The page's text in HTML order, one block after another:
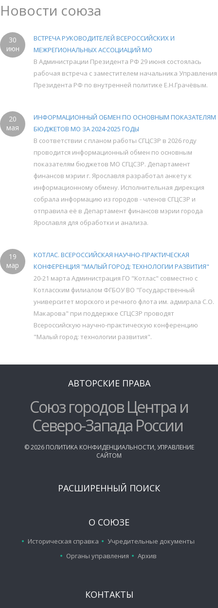
Новости союза
30
июн
ВСТРЕЧА РУКОВОДИТЕЛЕЙ ВСЕРОССИЙСКИХ И
МЕЖРЕГИОНАЛЬНЫХ АССОЦИАЦИЙ МО
В Администрации Президента РФ 29 июня состоялась
рабочая встреча с заместителем начальника Управления
Президента РФ по внутренней политике Е.Н.Грачёвым.
20
мая
ИНФОРМАЦИОННЫЙ ОБМЕН ПО ОСНОВНЫМ ПОКАЗАТЕЛЯМ
БЮДЖЕТОВ МО ЗА 2024-2025 ГОДЫ
В соответствии с планом работы СГЦСЗР в 2026 году
проводится информационный обмен по основным
показателям бюджетов МО СГЦСЗР. Департамент
финансов мэрии г. Ярославля разработал анкету к
информационному обмену. Исполнительная дирекция
собрала информацию из городов - членов СГЦСЗР и
отправила её в Департамент финансов мэрии города
Ярославля для обработки и анализа.
19
мар
КОТЛАС. ВСЕРОССИЙСКАЯ НАУЧНО-ПРАКТИЧЕСКАЯ
КОНФЕРЕНЦИЯ "МАЛЫЙ ГОРОД: ТЕХНОЛОГИИ РАЗВИТИЯ"
20-21 марта Администрация ГО "Котлас" совместно с
Котласским филиалом ФГБОУ ВО "Государственный
университет морского и речного флота им. адмирала С.О.
Макарова" при поддержке СГЦСЗР проводят
Всероссийскую научно-практическую конференцию
"Малый город: технологии развития".
АВТОРСКИЕ ПРАВА
Союз городов Центра и
Северо-Запада России
©2026 ПОЛИТИКА КОНФИДЕНЦИАЛЬНОСТИ, УПРАВЛЕНИЕ
САЙТОМ
РАСШИРЕННЫЙ ПОИСК
О СОЮЗЕ
Историческая справка
Учредительные документы
Органы управления
Архив
КОНТАКТЫ